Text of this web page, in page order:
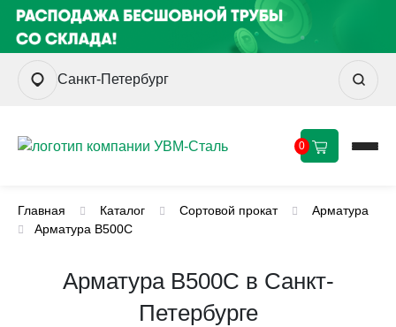
Санкт-Петербург
0
Главная Каталог Сортовой прокат
Арматура
Арматура В500С
Арматура В500С в Санкт-
Петербурге